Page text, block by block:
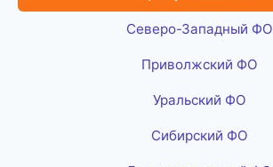
Северо-Западный ФО
Приволжский ФО
Уральский ФО
Сибирский ФО